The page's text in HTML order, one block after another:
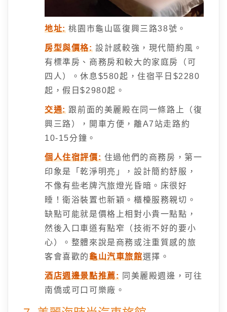
地址:桃園市龜山區復興三路38號。
房型與價格:設計感較強，現代簡約風。
有標準房、商務房和較大的家庭房（可
四人）。休息$580起，住宿平日$2280
起，假日$2980起。
交通:跟前面的美麗殿在同一條路上（復
興三路），開車方便，離A7站走路約
10-15分鐘。
個人住宿評價: 住過他們的商務房，第一
印象是「乾淨明亮」，設計簡約舒服，
不像有些老牌汽旅燈光昏暗。床很好
睡！衛浴裝置也新穎。櫃檯服務親切。
缺點可能就是價格上相對小貴一點點，
然後入口車道有點窄（技術不好的要小
心）。整體來說是商務或注重質感的旅
客會喜歡的龜山汽車旅館選擇。
酒店週邊景點推薦: 同美麗殿週邊，可往
南僑或可口可樂廠。